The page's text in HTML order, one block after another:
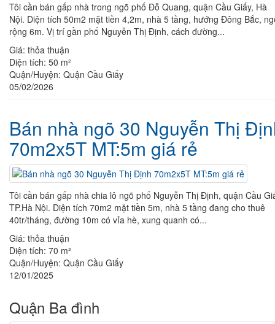
Tôi cần bán gấp nhà trong ngõ phố Đỗ Quang, quận Cầu Giấy, Hà
Nội. Diện tích 50m2 mặt tiền 4,2m, nhà 5 tầng, hướng Đông Bắc,
rộng 6m. Vị trí gần phố Nguyễn Thị Định, cách đường...
Giá: thỏa thuận
Diện tích: 50 m²
Quận/Huyện: Quận Cầu Giấy
05/02/2026
Bán nhà ngõ 30 Nguyễn Thị
70m2x5T MT:5m giá rẻ
Tôi cần bán gấp nhà chia lô ngõ phố Nguyễn Thị Định, quận Cầu
TP.Hà Nội. Diện tích 70m2 mặt tiền 5m, nhà 5 tầng đang cho thuê
40tr/tháng, đường 10m có vỉa hè, xung quanh có...
Giá: thỏa thuận
Diện tích: 70 m²
Quận/Huyện: Quận Cầu Giấy
12/01/2025
Quận Ba đình